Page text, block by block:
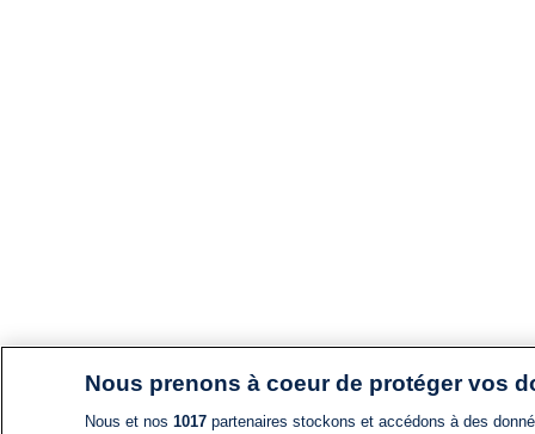
Nous prenons à coeur de protéger vos
Nous et nos 1017partenaires stockons et accédons à des